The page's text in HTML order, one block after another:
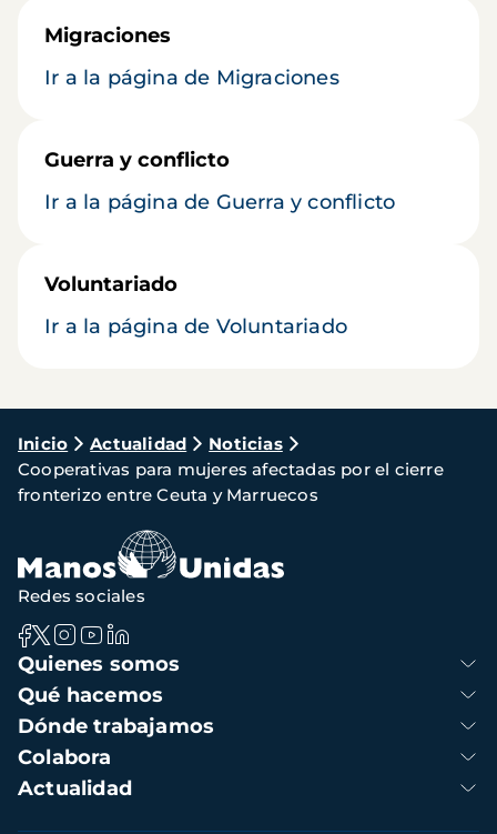
Migraciones
Ir a la página de Migraciones
Guerra y conflicto
Ir a la página de Guerra y conflicto
Voluntariado
Ir a la página de Voluntariado
Ruta
de
navegación
Inicio Actualidad
Noticias
Cooperativas para mujeres afectadas por el cierre
fronterizo entre Ceuta y Marruecos
Navegación
principal
Quienes somos
Qué hacemos
Dónde trabajamos
Colabora
Actualidad
Redes sociales